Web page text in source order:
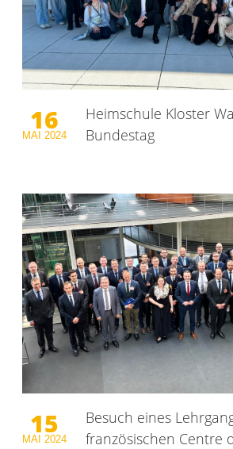
16
MAI 2024
Heimschule Kloster
Bundestag
15
MAI 2024
Besuch eines
französischen Centre